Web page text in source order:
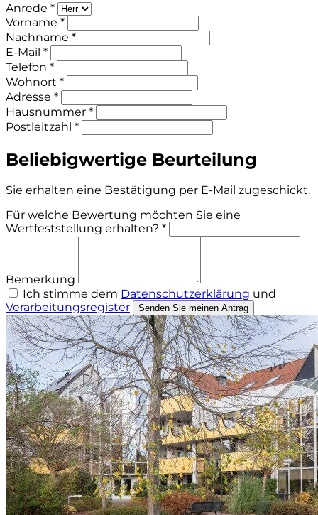
Anrede *
Vorname *
Nachname *
E-Mail *
Telefon *
Wohnort *
Adresse *
Hausnummer *
Postleitzahl *
Beliebigwertige Beurteilung
Sie erhalten eine Bestätigung per E-Mail zugeschickt.
Für welche Bewertung möchten Sie eine
Wertfeststellung erhalten? *
Bemerkung
Ich stimme dem Datenschutzerklärung und
Verarbeitungsregister
Senden Sie meinen Antrag